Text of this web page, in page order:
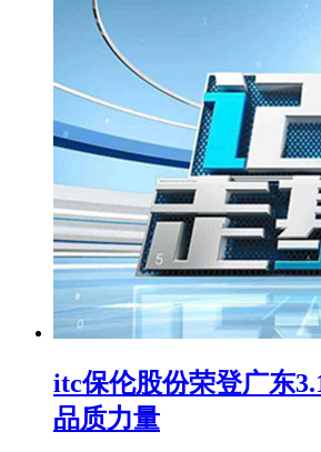
itc保伦股份荣登广东
品质力量